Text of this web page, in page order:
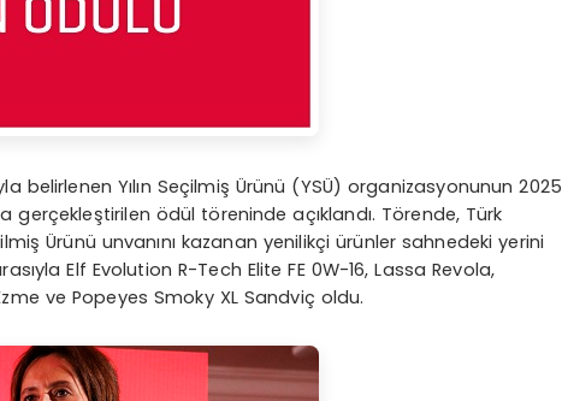
belirlenen Yılın Seçilmiş Ürünü (YSÜ) organizasyonunun 2025
gerçekleştirilen ödül töreninde açıklandı. Törende, Türk
Ürünü unvanını kazanan yenilikçi ürünler sahnedeki yerini
Elf Evolution R-Tech Elite FE 0W-16, Lassa Revola,
ve Popeyes Smoky XL Sandviç oldu.